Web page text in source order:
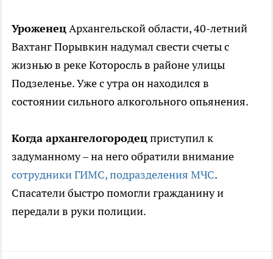
УроженецАрхангельской области, 40-летний
Вахтанг Порывкин надумал свести счеты с
жизнью в реке Которосль в районе улицы
Подзеленье. Уже с утра он находился в
состоянии сильного алкогольного опьянения.
Когда архангелогородецприступил к
задуманному – на него обратили внимание
сотрудники ГИМС, подразделения МЧС.
Спасатели быстро помогли гражданину и
передали в руки полиции.